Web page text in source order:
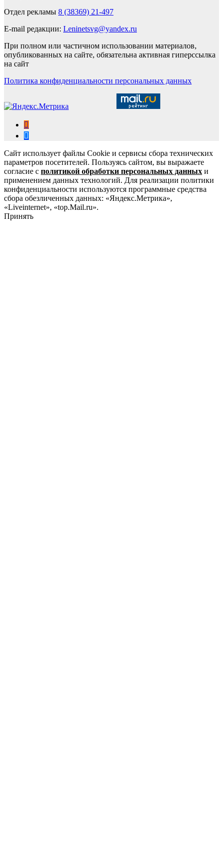
Отдел рекламы 8 (38369) 21-497
E-mail редакции: Leninetsvg@yandex.ru
При полном или частичном использовании материалов,
опубликованных на сайте, обязательна активная гиперссылка
на сайт
Политика конфиденциальности персональных данных
Сайт использует файлы Cookie и сервисы сбора технических
параметров посетителей. Пользуясь сайтом, вы выражаете
согласие с политикой обработки персональных данных и
применением данных технологий. Для реализации политики
конфиденциальности используются программные средства
сбора обезличенных данных: «Яндекс.Метрика»,
«Liveinternet», «top.Mail.ru».
Принять